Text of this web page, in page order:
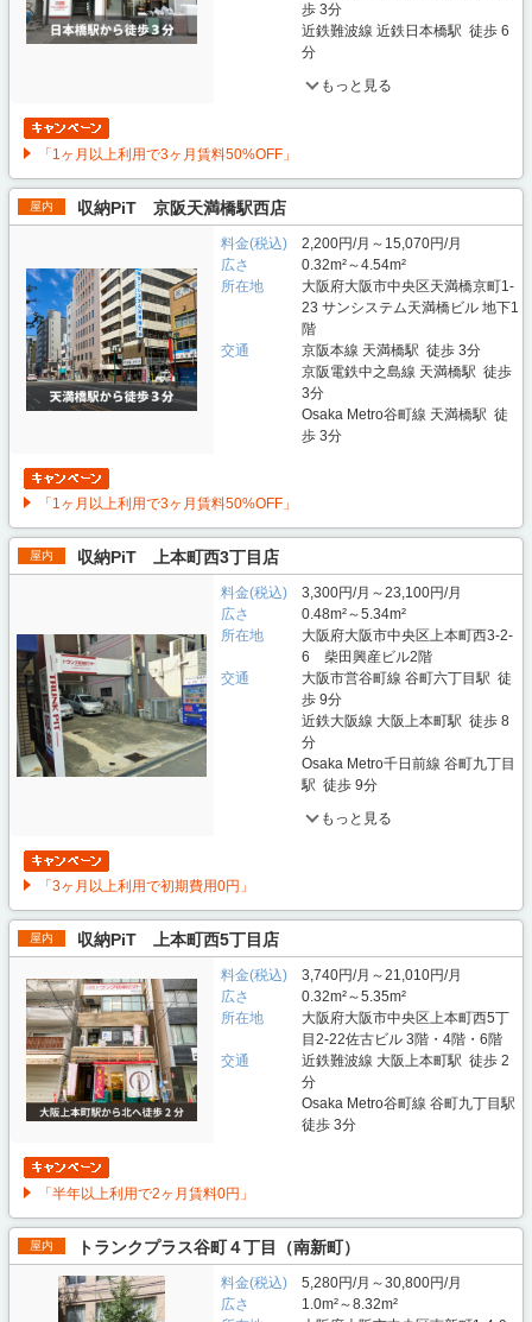
歩 3分
近鉄難波線 近鉄日本橋駅 徒歩 6
分
もっと見る
「1ヶ月以上利用で3ヶ月賃料50%OFF」
屋内 収納PiT 京阪天満橋駅西店
料金(税込)
2,200円/月～15,070円/月
広さ
0.32m²～4.54m²
所在地
大阪府大阪市中央区天満橋京町1-
23 サンシステム天満橋ビル 地下1
階
交通
京阪本線 天満橋駅 徒歩 3分
京阪電鉄中之島線 天満橋駅 徒歩
3分
Osaka Metro谷町線 天満橋駅 徒
歩 3分
「1ヶ月以上利用で3ヶ月賃料50%OFF」
屋内 収納PiT 上本町西3丁目店
料金(税込)
3,300円/月～23,100円/月
広さ
0.48m²～5.34m²
所在地
大阪府大阪市中央区上本町西3-2-
6 柴田興産ビル2階
交通
大阪市営谷町線 谷町六丁目駅 徒
歩 9分
近鉄大阪線 大阪上本町駅 徒歩 8
分
Osaka Metro千日前線 谷町九丁目
駅 徒歩 9分
もっと見る
「3ヶ月以上利用で初期費用0円」
屋内 収納PiT 上本町西5丁目店
料金(税込)
3,740円/月～21,010円/月
広さ
0.32m²～5.35m²
所在地
大阪府大阪市中央区上本町西5丁
目2-22佐古ビル 3階・4階・6階
交通
近鉄難波線 大阪上本町駅 徒歩 2
分
Osaka Metro谷町線 谷町九丁目駅
徒歩 3分
「半年以上利用で2ヶ月賃料0円」
屋内 トランクプラス谷町４丁目（南新町）
料金(税込)
5,280円/月～30,800円/月
広さ
1.0m²～8.32m²